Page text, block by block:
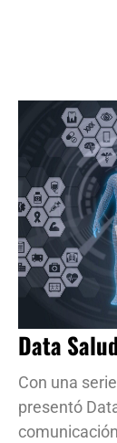
Data
Con una
presentó